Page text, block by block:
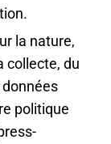
la nature,
collecte, du
politique